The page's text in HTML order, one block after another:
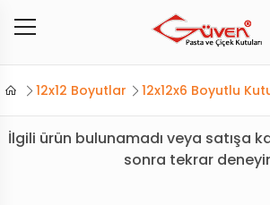
12x12 Boyutlar 12x12x6 Boyutlu
İlgili ürün bulunamadı veya satışa
sonra tekrar